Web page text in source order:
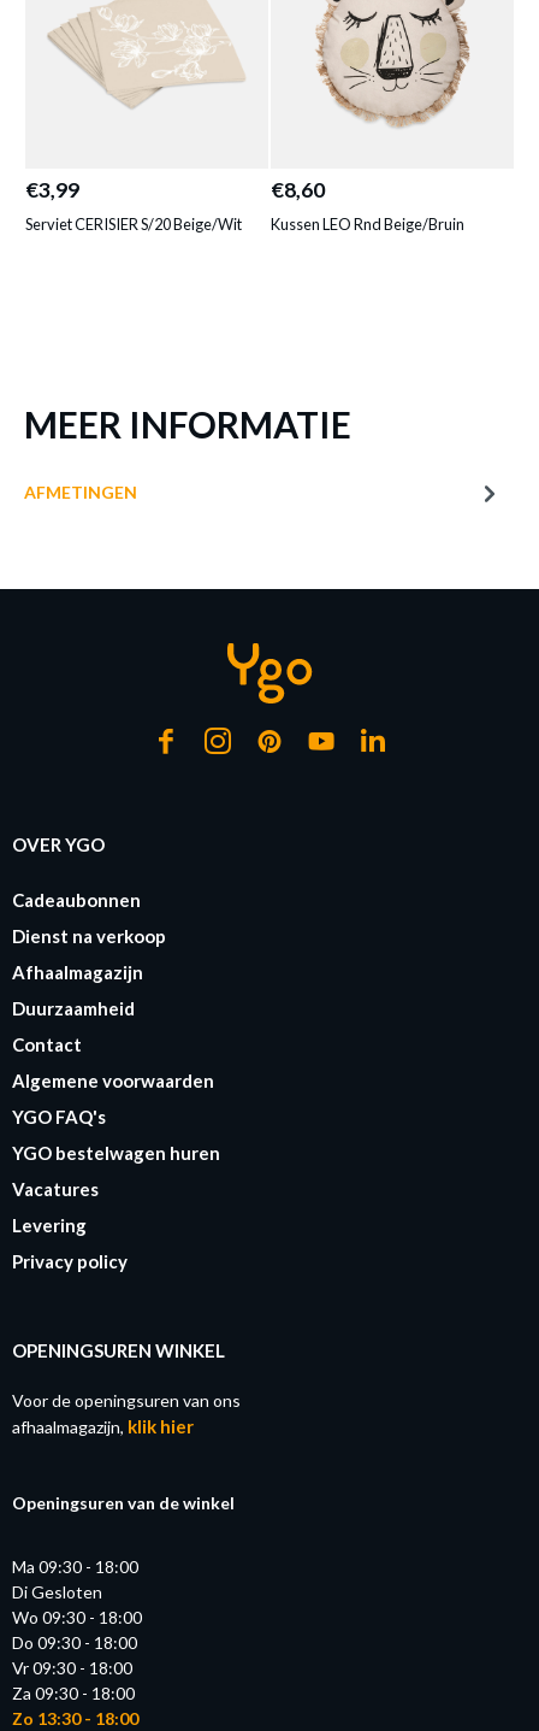
€3,99
Serviet CERISIER S/20 Beige/Wit
€8,60
Kussen LEO Rnd Beige/Bruin
MEER INFORMATIE
AFMETINGEN
KUSSEN POMPONNE BEIGE/WIT
€ 9,95
OVER YGO
Cadeaubonnen
Dienst na verkoop
Afhaalmagazijn
Duurzaamheid
Contact
Algemene voorwaarden
YGO FAQ's
YGO bestelwagen huren
Vacatures
Levering
Privacy policy
OPENINGSUREN WINKEL
Voor de openingsuren van ons
afhaalmagazijn, klik hier
Openingsuren van de winkel
Ma 09:30 - 18:00
Di Gesloten
Wo 09:30 - 18:00
Do 09:30 - 18:00
Vr 09:30 - 18:00
Za 09:30 - 18:00
Zo 13:30 - 18:00